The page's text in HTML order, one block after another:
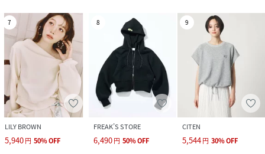
7
LILY BROWN
5,940円 50%OFF
8
FREAK’S STORE
6,490円 50%OFF
9
CITEN
5,544円 30%OFF